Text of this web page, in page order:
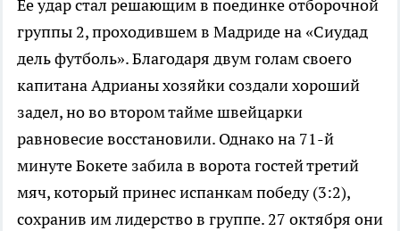
Ее удар стал решающим в поединке отборочной
группы 2, проходившем в Мадриде на «Сиудад
дель футболь». Благодаря двум голам своего
капитана Адрианы хозяйки создали хороший
задел, но во втором тайме швейцарки
равновесие восстановили. Однако на 71-й
минуте Бокете забила в ворота гостей третий
мяч, который принес испанкам победу (3:2),
сохранив им лидерство в группе. 27 октября они